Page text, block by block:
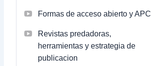
Formas de acceso abierto y APC
Revistas predadoras,
herramientas y estrategia de
publicacion